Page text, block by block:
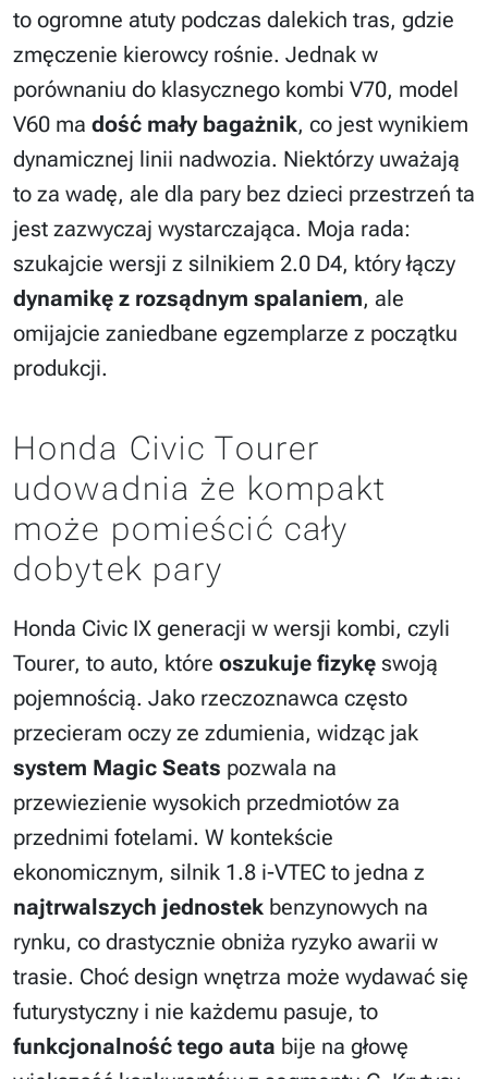
to ogromne atuty podczas dalekich tras, gdzie
zmęczenie kierowcy rośnie. Jednak w
porównaniu do klasycznego kombi V70, model
V60 ma dość mały bagażnik, co jest wynikiem
dynamicznej linii nadwozia. Niektórzy uważają
to za wadę, ale dla pary bez dzieci przestrzeń ta
jest zazwyczaj wystarczająca. Moja rada:
szukajcie wersji z silnikiem 2.0 D4, który łączy
dynamikę z rozsądnym spalaniem, ale
omijajcie zaniedbane egzemplarze z początku
produkcji.
Honda Civic Tourer
udowadnia że kompakt
może pomieścić cały
dobytek pary
Honda Civic IX generacji w wersji kombi, czyli
Tourer, to auto, które oszukuje fizykę swoją
pojemnością. Jako rzeczoznawca często
przecieram oczy ze zdumienia, widząc jak
system Magic Seats pozwala na
przewiezienie wysokich przedmiotów za
przednimi fotelami. W kontekście
ekonomicznym, silnik 1.8 i-VTEC to jedna z
najtrwalszych jednostek benzynowych na
rynku, co drastycznie obniża ryzyko awarii w
trasie. Choć design wnętrza może wydawać się
futurystyczny i nie każdemu pasuje, to
funkcjonalność tego auta bije na głowę